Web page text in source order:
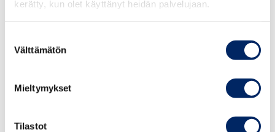
kerätty, kun olet käyttänyt heidän palvelujaan.
valinta
Välttämätön
Mieltymykset
Tilastot
kokoisista yrityksistä. Aiemmat vastaavanlaiset kyselyt on
toteutettu 16.-17.3, 30.3, 20.4, 4.5, 18.5, 1.6, 23.6 ja 4.9.
Liite: Kyselyn taustatiedot ja tulokset